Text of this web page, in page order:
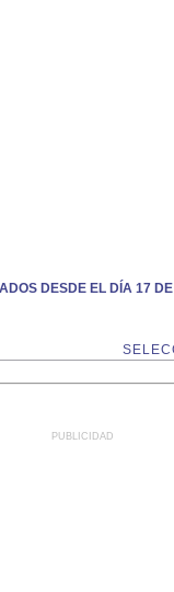
DESDE EL DÍA 17
PUBLICIDAD